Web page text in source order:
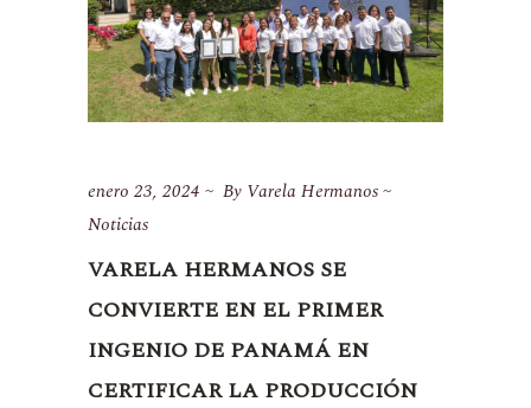
enero 23, 2024 By Varela Hermanos
Noticias
VARELA HERMANOS SE
CONVIERTE EN EL PRIMER
INGENIO DE PANAMÁ EN
CERTIFICAR LA PRODUCCIÓN